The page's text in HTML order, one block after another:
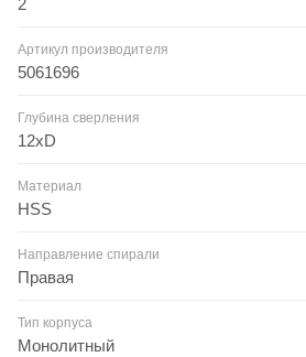
2
Артикул производителя
5061696
Глубина сверления
12xD
Материал
HSS
Направление спирали
Правая
Тип корпуса
Монолитный